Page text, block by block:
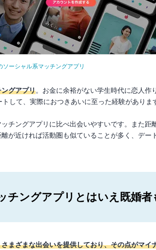
ーシャル系マッチングアプリ
グアプリ。お金に余裕がない学生時代に恋人作
して、実際におつきあいに至った経験がありま
チングアプリに比べ出会いやすいです。また距
が近ければ活動圏も似ていることが多く、デー
チングアプリとはいえ既婚者
まざまな出会いを提供しており、その点がマイ